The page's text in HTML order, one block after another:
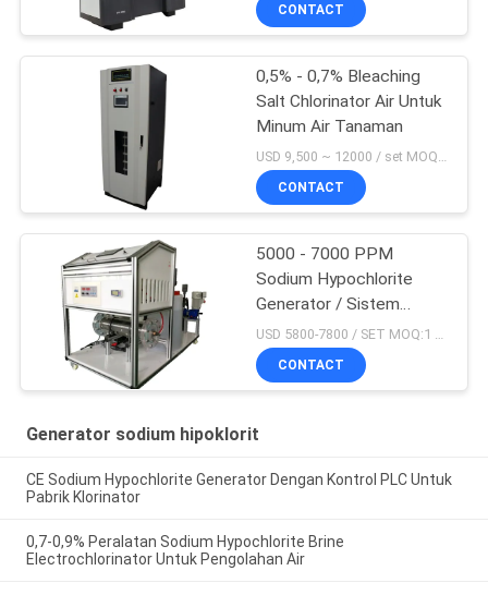
CONTACT
0,5% - 0,7% Bleaching
Salt Chlorinator Air Untuk
Minum Air Tanaman
CONTACT
5000 - 7000 PPM
Sodium Hypochlorite
Generator / Sistem
Elektrolisis Air Garam
CONTACT
Generator sodium hipoklorit
CE Sodium Hypochlorite Generator Dengan Kontrol PLC Untuk
Pabrik Klorinator
0,7-0,9% Peralatan Sodium Hypochlorite Brine
Electrochlorinator Untuk Pengolahan Air